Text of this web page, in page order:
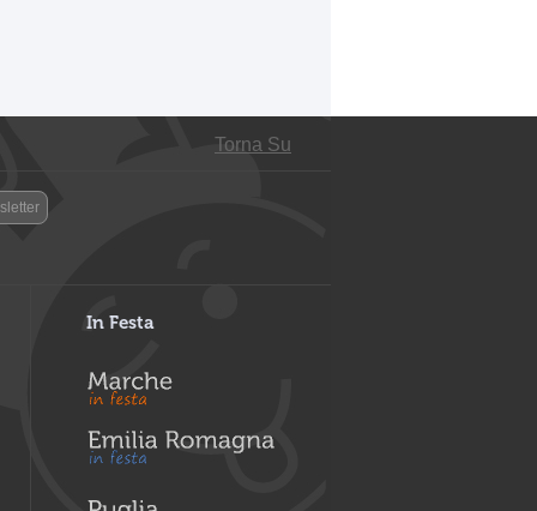
Torna Su
In Festa